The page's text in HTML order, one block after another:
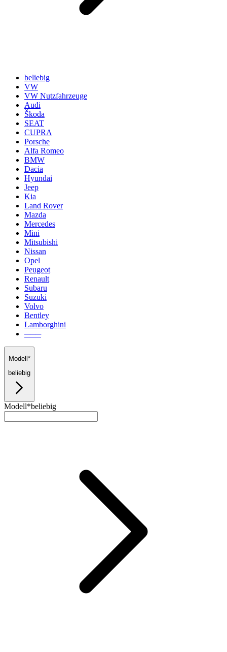
beliebig
VW
VW Nutzfahrzeuge
Audi
Škoda
SEAT
CUPRA
Porsche
Alfa Romeo
BMW
Dacia
Hyundai
Jeep
Kia
Land Rover
Mazda
Mercedes
Mini
Mitsubishi
Nissan
Opel
Peugeot
Renault
Subaru
Suzuki
Volvo
Bentley
Lamborghini
───
Modell*
beliebig
Modell*beliebig